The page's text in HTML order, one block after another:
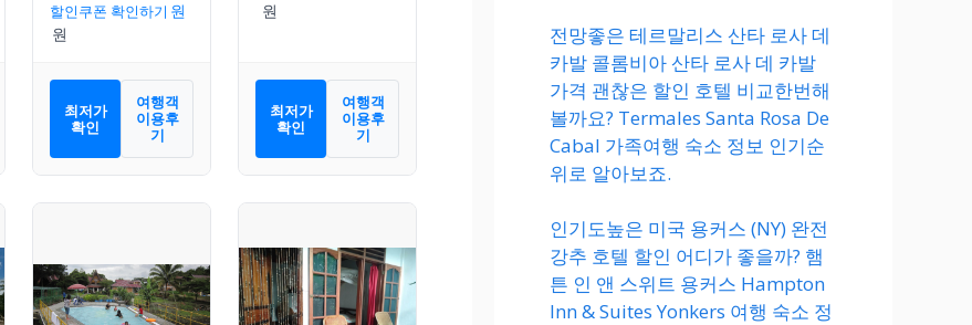
할인쿠폰 확인하기
최저가
확인
여행객
이용후
기
최저가
확인
여행객
이용후
기
전망좋은 테르말리스 산타 로사 데
카발 콜롬비아 산타 로사 데 카발
가격 괜찮은 할인 호텔 비교한번해
볼까요? Termales Santa Rosa De
Cabal 가족여행 숙소 정보 인기순
위로 알아보죠.
인기도높은 미국 용커스 (NY) 완전
강추 호텔 할인 어디가 좋을까? 햄
튼 인 앤 스위트 용커스 Hampton
Inn & Suites Yonkers 여행 숙소 정